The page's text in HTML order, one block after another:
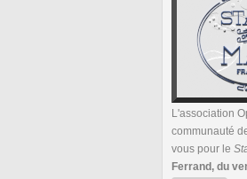
L'association
communauté
vous pour le
Ferrand, du